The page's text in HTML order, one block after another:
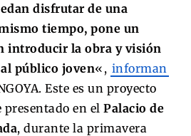
disfrutar de una
tiempo, pone un
introducir la obra y visión
público joven«, informan
Este es un proyecto
en el Palacio de
, durante la primavera